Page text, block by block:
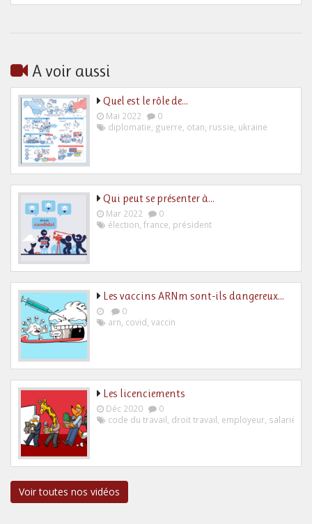
A voir aussi
Quel est le rôle de…
Mai 2022
0
diplomatie, guerre, otan, russie, ukraine
Qui peut se présenter à…
Mar 2022
0
élection france président
Les vaccins ARNm sont-ils dangereux…
0
arn covid vaccin
Les licenciements
Déc 2020
0
code du travail droit travail employeur salarié
Voir toutes nos vidéos